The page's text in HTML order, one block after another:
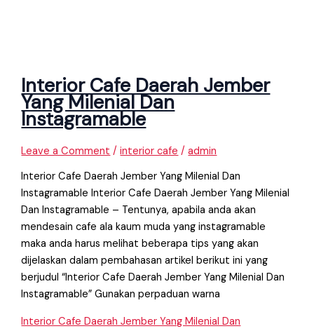
Interior Cafe Daerah Jember
Yang Milenial Dan
Instagramable
Leave a Comment /interior cafe /admin
Interior Cafe Daerah Jember Yang Milenial Dan
Instagramable Interior Cafe Daerah Jember Yang Milenial
Dan Instagramable – Tentunya, apabila anda akan
mendesain cafe ala kaum muda yang instagramable
maka anda harus melihat beberapa tips yang akan
dijelaskan dalam pembahasan artikel berikut ini yang
berjudul “Interior Cafe Daerah Jember Yang Milenial Dan
Instagramable” Gunakan perpaduan warna
Interior Cafe Daerah Jember Yang Milenial Dan